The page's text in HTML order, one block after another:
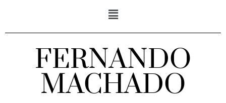
FERNANDO
MACHADO